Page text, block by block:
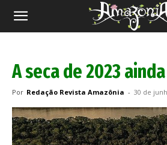
Revista
A seca de 2023
Por Redação Revista Amazônia - 30 de